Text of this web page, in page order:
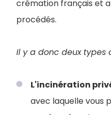
crémation français et
procédés.
Il y a donc deux types
L'incinération
avec laquelle vous